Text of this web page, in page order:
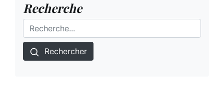
Recherche
Rechercher